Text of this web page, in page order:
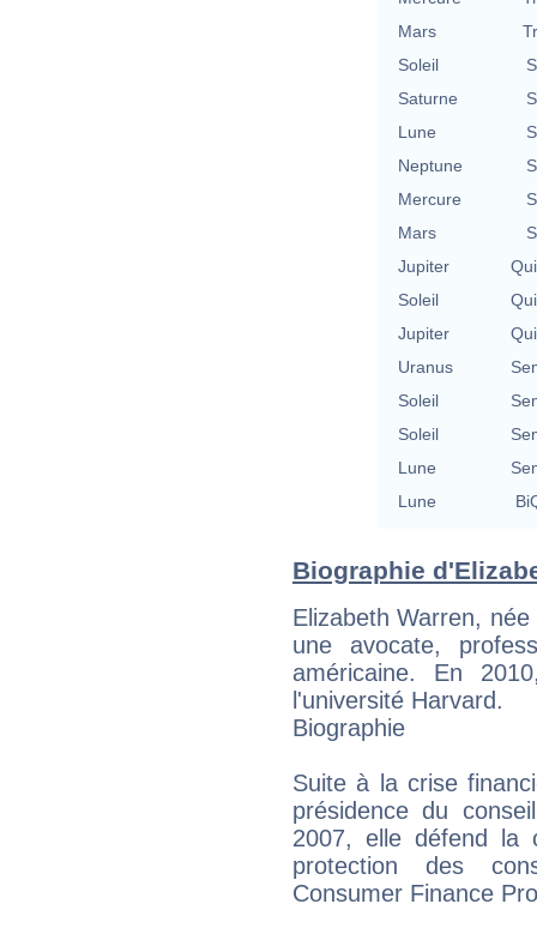
Mars
Soleil
Saturne
Lune
Neptune
Mercure
Mars
Jupiter
Soleil
Jupiter
Uranus
Soleil
Soleil
Lune
Lune
Biographie
Elizabeth Warren,
une avocate,
américaine. En
l'université Harvard.
Biographie
Suite à la crise
présidence du
2007, elle défend la
protection des
Consumer Finance